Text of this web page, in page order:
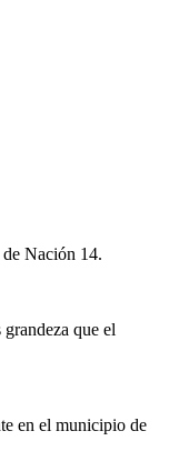
Nación 14.
que el
en el municipio de